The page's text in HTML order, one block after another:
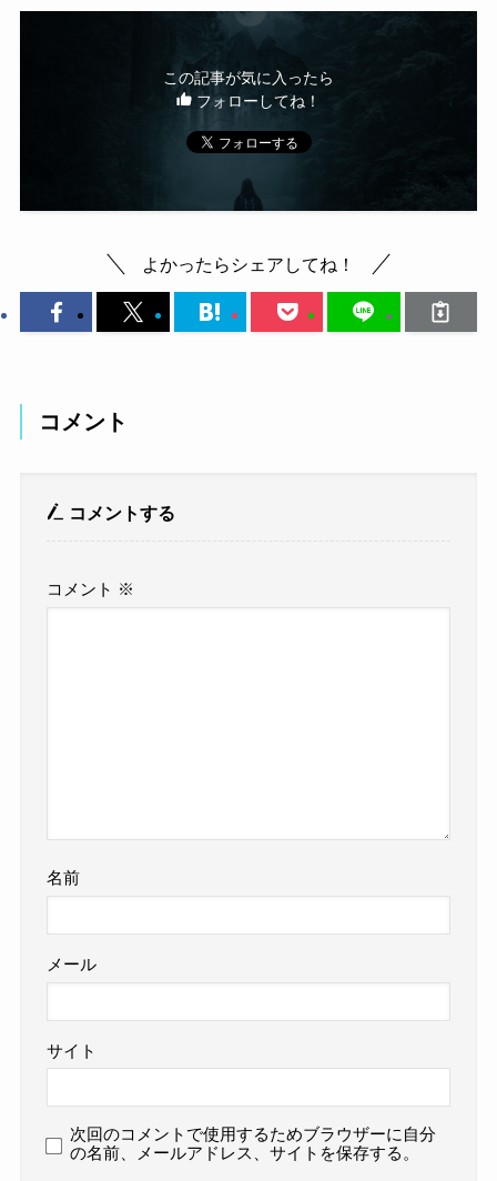
この記事が気に入ったら
フォローしてね！
よかったらシェアしてね！
コメント
コメントする
コメント ※
名前
メール
サイト
次回のコメントで使用するためブラウザーに自分
の名前、メールアドレス、サイトを保存する。